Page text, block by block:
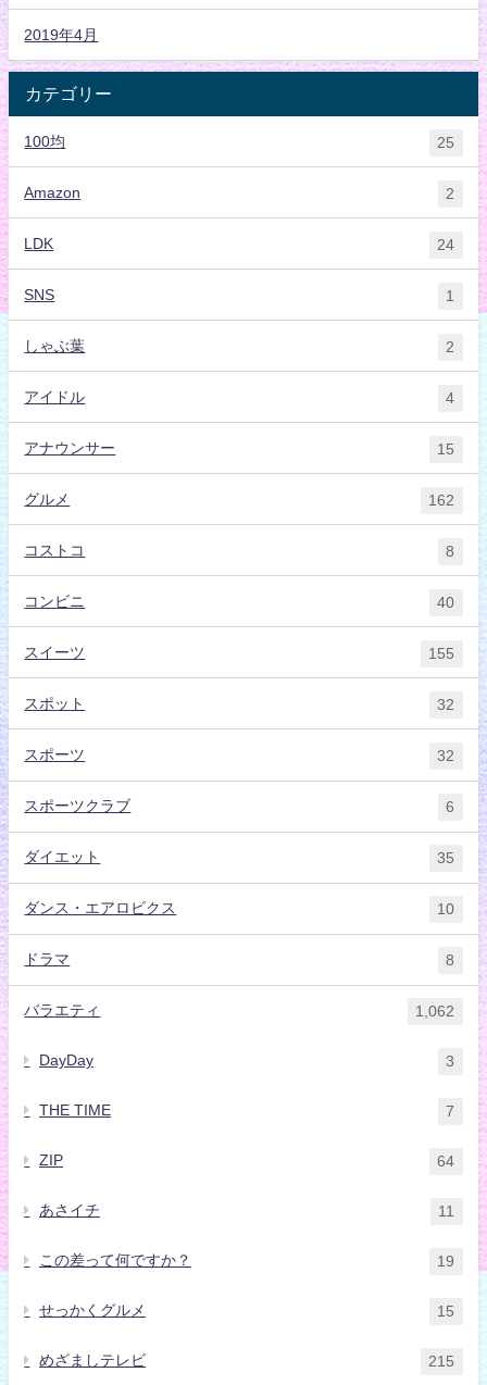
2019年4月
カテゴリー
100均 25
Amazon 2
LDK 24
SNS 1
しゃぶ葉 2
アイドル 4
アナウンサー 15
グルメ 162
コストコ 8
コンビニ 40
スイーツ 155
スポット 32
スポーツ 32
スポーツクラブ 6
ダイエット 35
ダンス・エアロビクス 10
ドラマ 8
バラエティ 1,062
DayDay 3
THE TIME 7
ZIP 64
あさイチ 11
この差って何ですか？ 19
せっかくグルメ 15
めざましテレビ 215